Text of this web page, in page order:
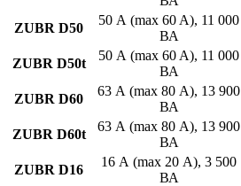
ZUBR D50
50 А (max 60 A), 11 000
ВА
ZUBR D50t
50 А (max 60 A), 11 000
ВА
ZUBR D60
63 А (max 80 А), 13 900
ВА
ZUBR D60t
63 А (max 80 А), 13 900
ВА
ZUBR D16
16 А (max 20 А), 3 500
ВА